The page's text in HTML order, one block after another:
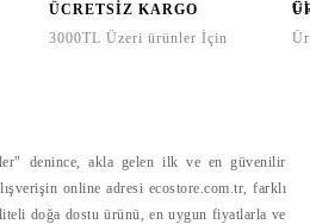
ÜCRETSİZ KARGO
3000TL Üzeri ürünler İçin
denince, akla gelen ilk ve en güvenilir
online adresi ecostore.com.tr, farklı
doğa dostu ürünü, en uygun fiyatlarla ve